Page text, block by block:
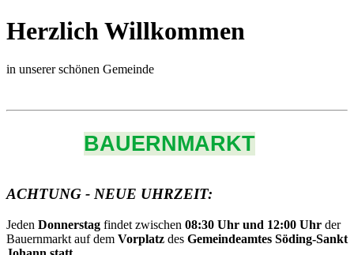
Herzlich Willkommen
in unserer schönen Gemeinde
BAUERNMARKT
ACHTUNG - NEUE UHRZEIT:
Jeden Donnerstag findet zwischen 08:30 Uhr und 12:00 Uhr der
Bauernmarkt auf dem Vorplatz des Gemeindeamtes Söding-Sankt